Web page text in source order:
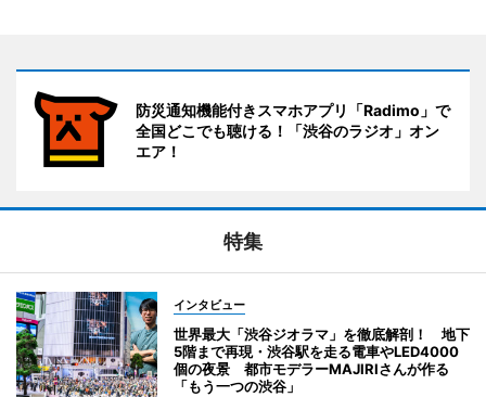
防災通知機能付きスマホアプリ「Radimo」で
全国どこでも聴ける！「渋谷のラジオ」オン
エア！
特集
インタビュー
世界最大「渋谷ジオラマ」を徹底解剖！ 地下
5階まで再現・渋谷駅を走る電車やLED4000
個の夜景 都市モデラーMAJIRIさんが作る
「もう一つの渋谷」